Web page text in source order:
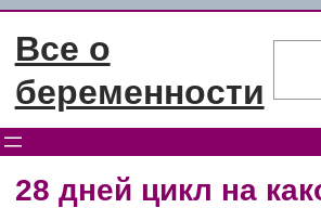
Перейти
содержимому
Все о
беременности
28 дней цикл на